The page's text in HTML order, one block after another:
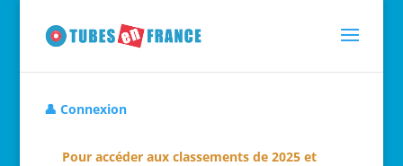
👤 Connexion
Pour accéder aux classements de 2025 et